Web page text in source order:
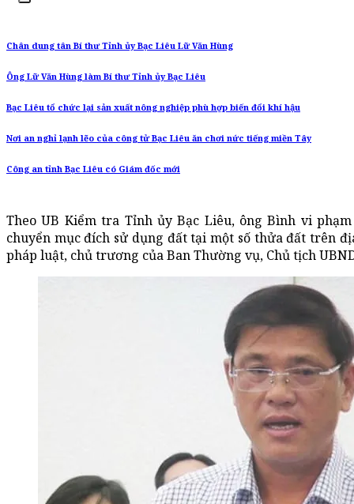
Chân dung tân Bí thư Tỉnh ủy Bạc Liêu Lữ Văn Hùng
Ông Lữ Văn Hùng làm Bí thư Tỉnh ủy Bạc Liêu
Bạc Liêu tổ chức lại sản xuất nông nghiệp phù hợp biến đổi khí hậu
Nơi an nghỉ lạnh lẽo của công tử Bạc Liêu ăn chơi nức tiếng miền Tây
Công an tỉnh Bạc Liêu có Giám đốc mới
Theo UB Kiểm tra Tỉnh ủy Bạc Liêu, ông Bình vi
chuyển mục đích sử dụng đất tại một số thửa đất trên
pháp luật, chủ trương của Ban Thường vụ, Chủ tịch